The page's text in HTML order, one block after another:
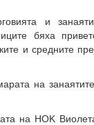
и
бяха
и средните
на
на HOK